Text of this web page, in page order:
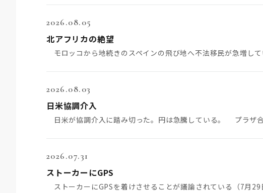
2026.08.05
北アフリカの絶望
2026.08.03
日米協調介入
2026.07.31
ストーカーにGPS